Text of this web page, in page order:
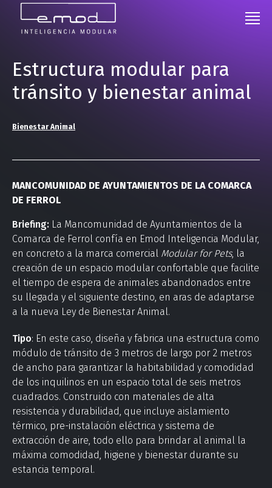
Bienestar Animal
Estructura modular para
tránsito y bienestar animal
MANCOMUNIDAD DE AYUNTAMIENTOS DE LA COMARCA
DE FERROL
Briefing: La Mancomunidad de Ayuntamientos de la
Comarca de Ferrol confía en Emod Inteligencia Modular,
en concreto a la marca comercial Modular for Pets, la
creación de un espacio modular confortable que facilite
el tiempo de espera de animales abandonados entre
su llegada y el siguiente destino, en aras de adaptarse
a la nueva Ley de Bienestar Animal.
Tipo: En este caso, diseña y fabrica una estructura como
módulo de tránsito de 3 metros de largo por 2 metros
de ancho para garantizar la habitabilidad y comodidad
de los inquilinos en un espacio total de seis metros
cuadrados. Construido con materiales de alta
resistencia y durabilidad, que incluye aislamiento
térmico, pre-instalación eléctrica y sistema de
extracción de aire, todo ello para brindar al animal la
máxima comodidad, higiene y bienestar durante su
estancia temporal.